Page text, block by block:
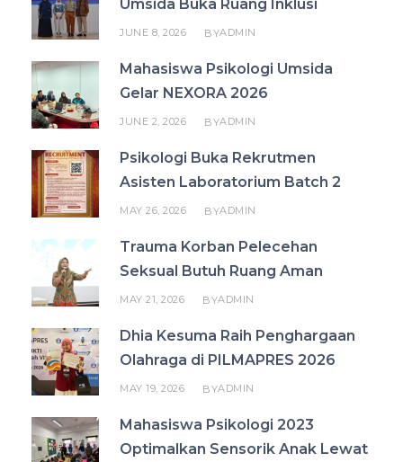
Umsida Buka Ruang Inklusi
JUNE 8, 2026 BYADMIN
Mahasiswa Psikologi Umsida
Gelar NEXORA 2026
JUNE 2, 2026 BYADMIN
Psikologi Buka Rekrutmen
Asisten Laboratorium Batch 2
MAY 26, 2026 BYADMIN
Trauma Korban Pelecehan
Seksual Butuh Ruang Aman
MAY 21, 2026 BYADMIN
Dhia Kesuma Raih Penghargaan
Olahraga di PILMAPRES 2026
MAY 19, 2026 BYADMIN
Mahasiswa Psikologi 2023
Optimalkan Sensorik Anak Lewat